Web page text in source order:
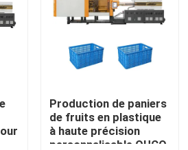
de moulage par injection
Production de paniers
de fruits en plastique
à haute précision
personnalisable OUCO